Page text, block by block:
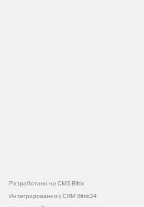
Разработано на CMS Bitrix
Интегрированно с CRM Bitrix24